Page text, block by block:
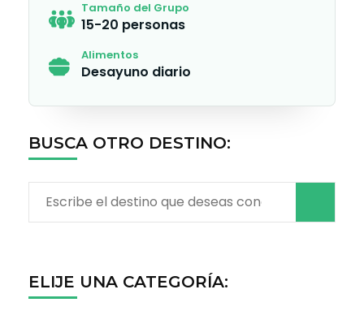
Tamaño del Grupo
15-20 personas
Alimentos
Desayuno diario
BUSCA OTRO DESTINO:
Buscar:
ELIJE UNA CATEGORÍA: